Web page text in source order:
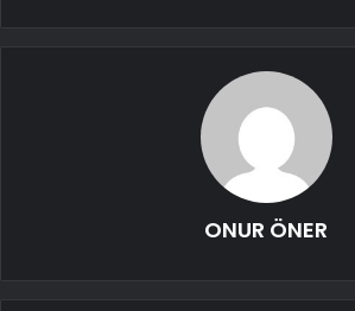
ONUR ÖNER